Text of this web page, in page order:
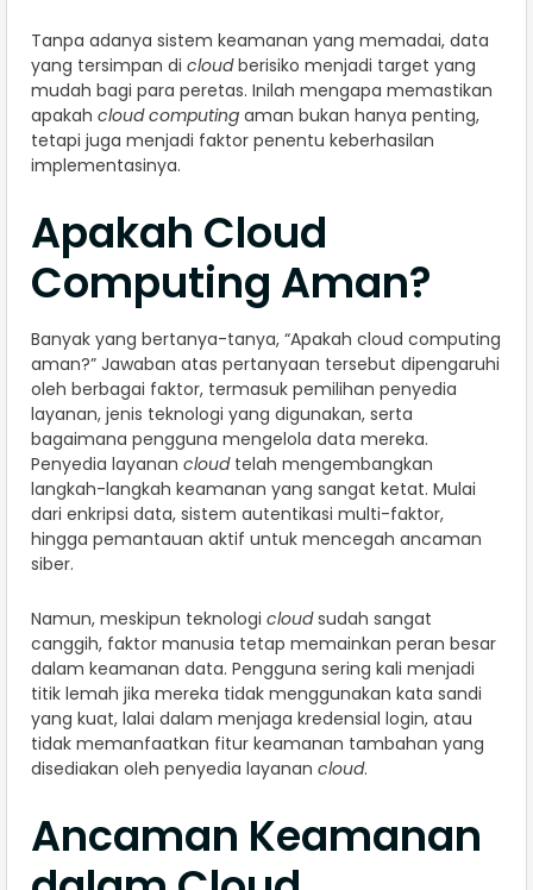
Tanpa adanya sistem keamanan yang memadai, data
yang tersimpan di cloudberisiko menjadi target yang
mudah bagi para peretas. Inilah mengapa memastikan
apakah cloud computing aman bukan hanya penting,
tetapi juga menjadi faktor penentu keberhasilan
implementasinya.
Apakah Cloud
Computing Aman?
Banyak yang bertanya-tanya, “Apakah cloud computing
aman?” Jawaban atas pertanyaan tersebut dipengaruhi
oleh berbagai faktor, termasuk pemilihan penyedia
layanan, jenis teknologi yang digunakan, serta
bagaimana pengguna mengelola data mereka.
Penyedia layanan cloudtelah mengembangkan
langkah-langkah keamanan yang sangat ketat. Mulai
dari enkripsi data, sistem autentikasi multi-faktor,
hingga pemantauan aktif untuk mencegah ancaman
siber.
Namun, meskipun teknologi cloudsudah sangat
canggih, faktor manusia tetap memainkan peran besar
dalam keamanan data. Pengguna sering kali menjadi
titik lemah jika mereka tidak menggunakan kata sandi
yang kuat, lalai dalam menjaga kredensial login, atau
tidak memanfaatkan fitur keamanan tambahan yang
disediakan oleh penyedia layanan cloud.
Ancaman Keamanan